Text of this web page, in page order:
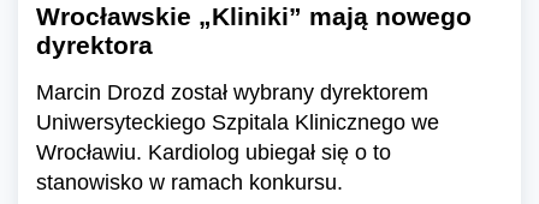
Wrocławskie „Kliniki” mają nowego
dyrektora
Marcin Drozd został wybrany dyrektorem
Uniwersyteckiego Szpitala Klinicznego we
Wrocławiu. Kardiolog ubiegał się o to
stanowisko w ramach konkursu.